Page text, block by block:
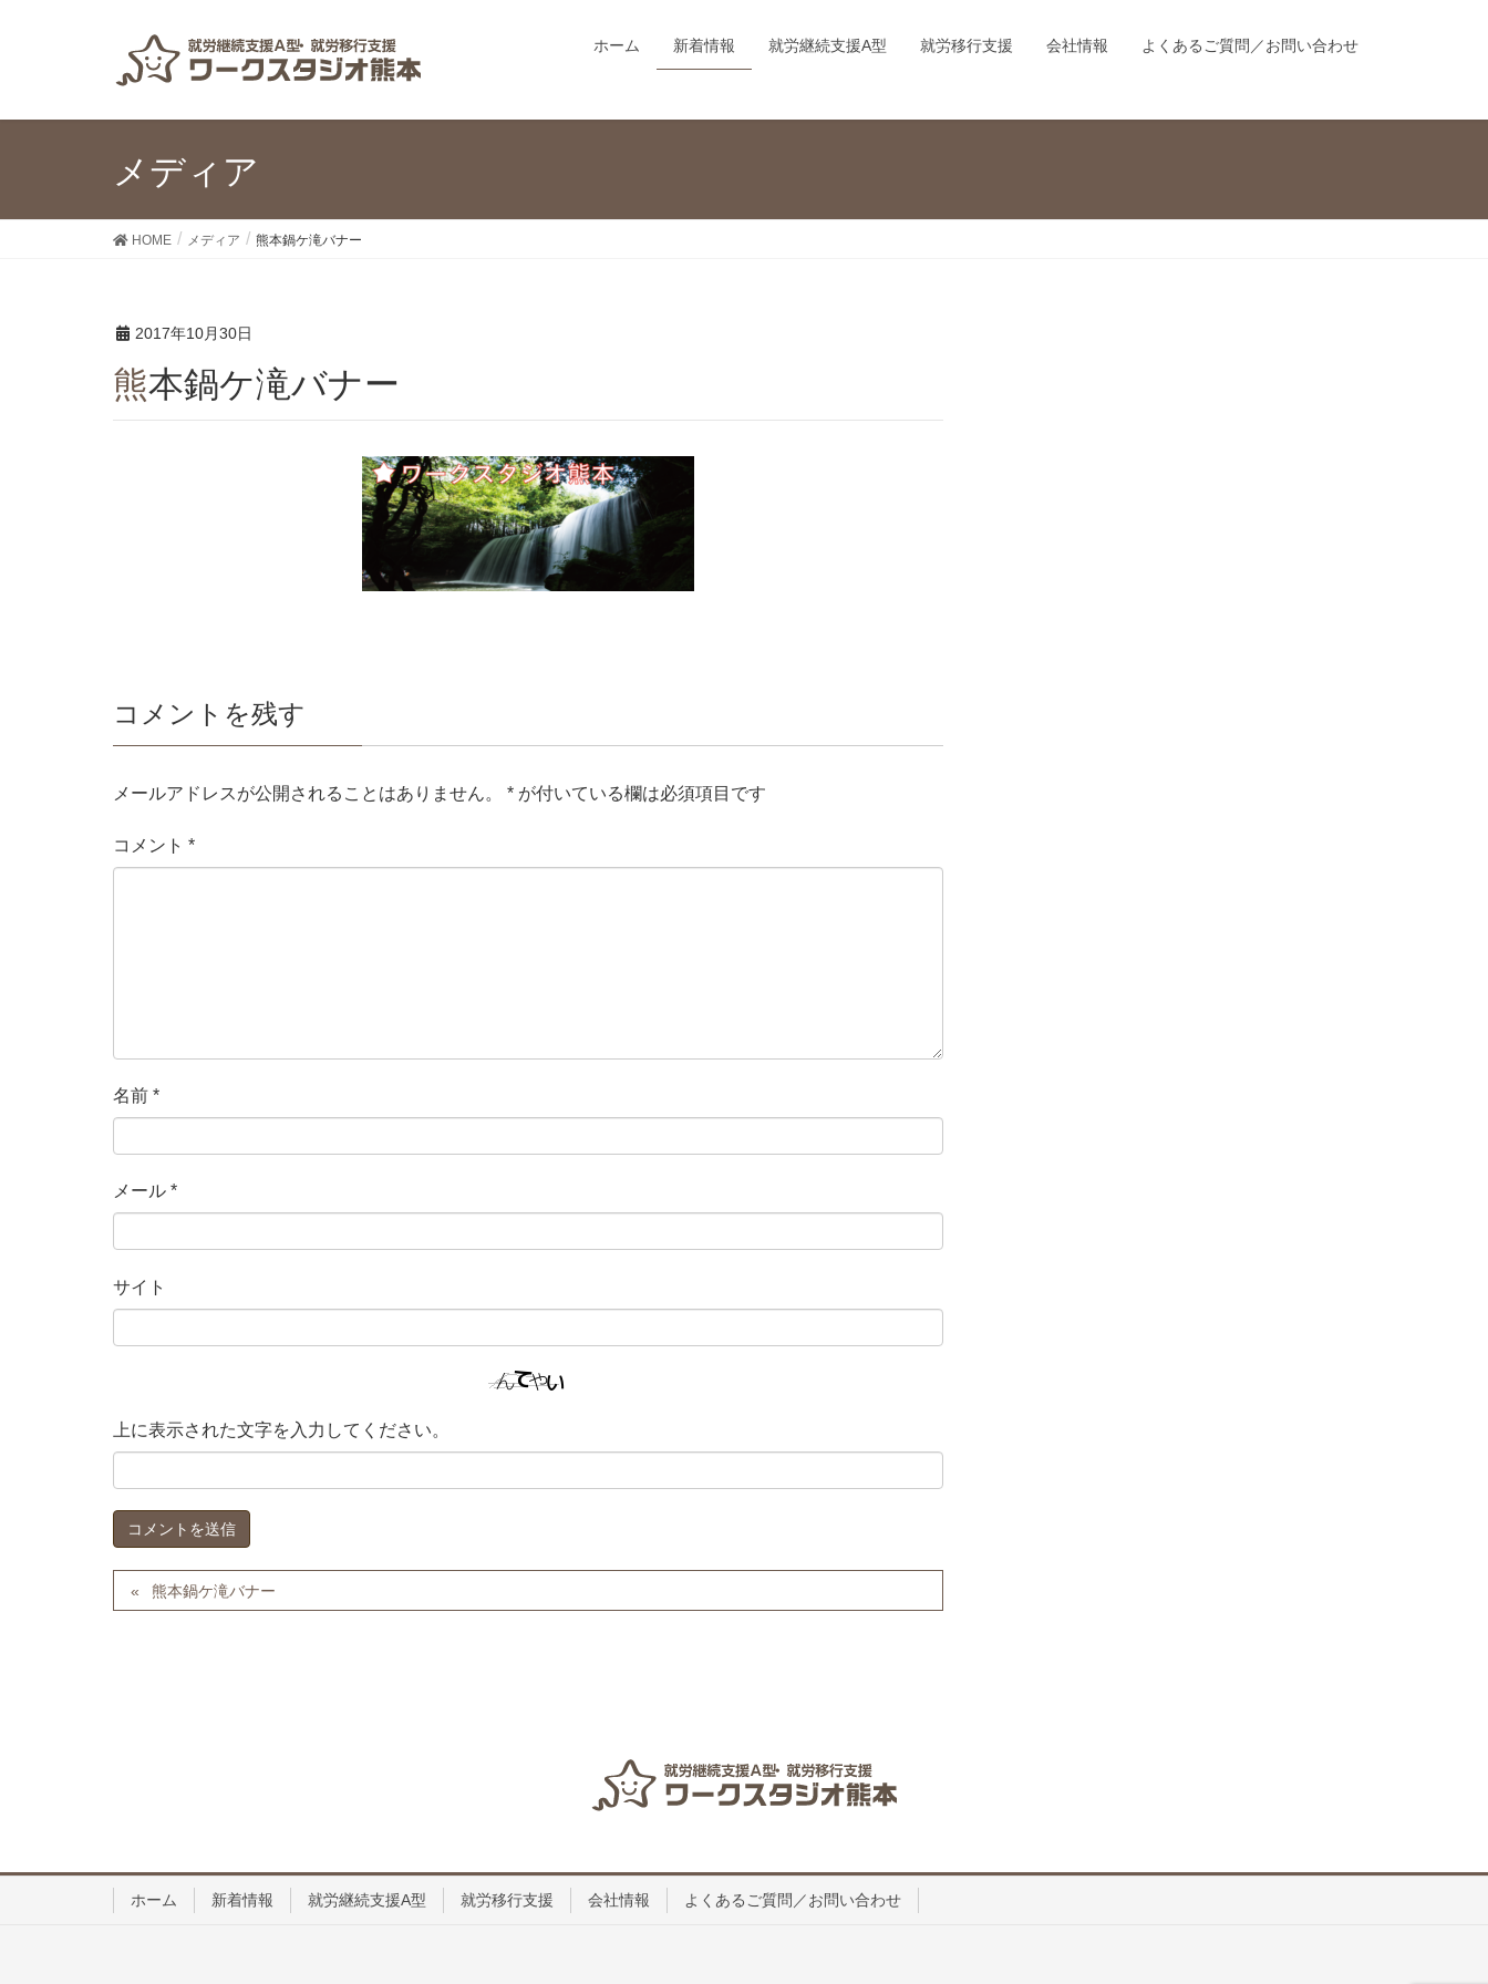
ホーム 新着情報 就労継続支援A型 就労移行支援 会社情報 よくあるご質問／お問い合わせ
メディア
HOME メディア 熊本鍋ケ滝バナー
2017年10月30日
熊本鍋ケ滝バナー
コメントを残す
メールアドレスが公開されることはありません。 * が付いている欄は必須項目です
コメント *
名前 *
メール *
サイト
上に表示された文字を入力してください。
熊本鍋ケ滝バナー
ホーム 新着情報 就労継続支援A型 就労移行支援 会社情報 よくあるご質問／お問い合わせ